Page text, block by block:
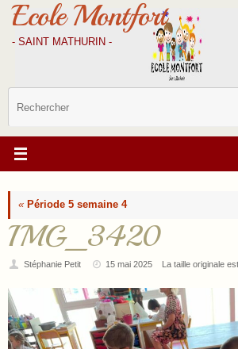
Passer
contenu
Ecole Montfort
- SAINT MATHURIN -
« Période 5 semaine 4
IMG_3420
Stéphanie Petit 15 mai 2025 La taille originale